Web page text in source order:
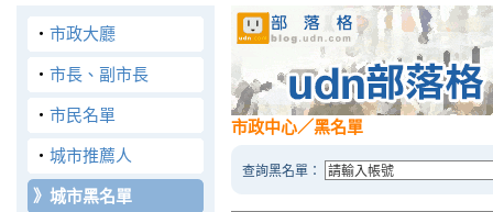
‧ 市政大廳
‧ 市長、副市長
‧ 市民名單
‧ 城市推薦人
》 城市黑名單
市政中心／黑名單
查詢黑名單：